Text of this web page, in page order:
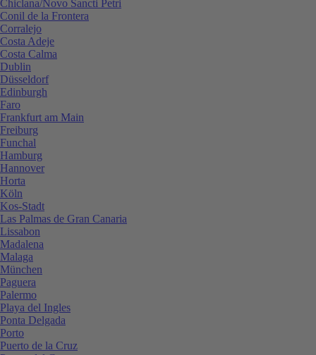
Chiclana/Novo Sancti Petri
Conil de la Frontera
Corralejo
Costa Adeje
Costa Calma
Dublin
Düsseldorf
Edinburgh
Faro
Frankfurt am Main
Freiburg
Funchal
Hamburg
Hannover
Horta
Köln
Kos-Stadt
Las Palmas de Gran Canaria
Lissabon
Madalena
Malaga
München
Paguera
Palermo
Playa del Ingles
Ponta Delgada
Porto
Puerto de la Cruz